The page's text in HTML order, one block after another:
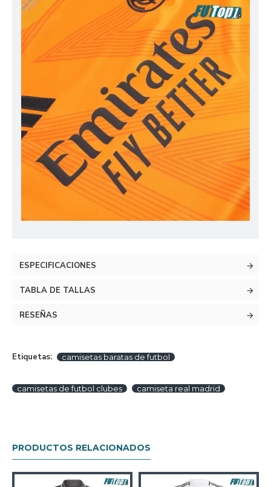
ESPECIFICACIONES
TABLA DE TALLAS
RESEÑAS
Etiquetas: camisetas baratas de futbol
camisetas de futbol clubes camiseta real madrid
PRODUCTOS RELACIONADOS